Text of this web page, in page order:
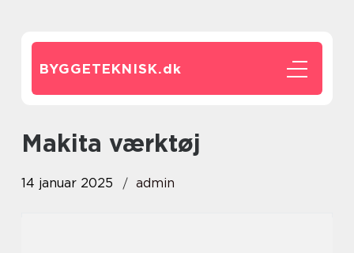
BYGGETEKNISK.dk
Makita værktøj
14 januar 2025 admin